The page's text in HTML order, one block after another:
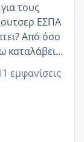
τους
ΕΣΠΑ
Από όσο
καταλάβει
τα
ιδιωτικού
εμφανίσεις